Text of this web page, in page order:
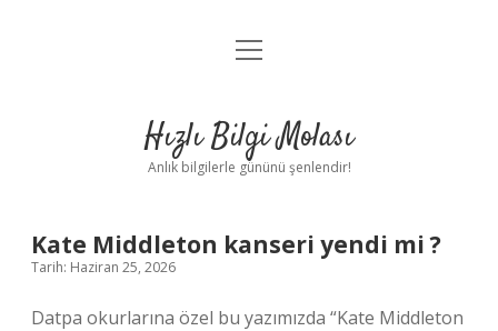
Anasayfa
Yasal Uyarı
menüyü
Hızlı Bilgi Molası
Anlık bilgilerle gününü şenlendir!
Kate Middleton kanseri yendi mi ?
Tarih: Haziran 25, 2026
Datpa okurlarına özel bu yazımızda “Kate Middleton